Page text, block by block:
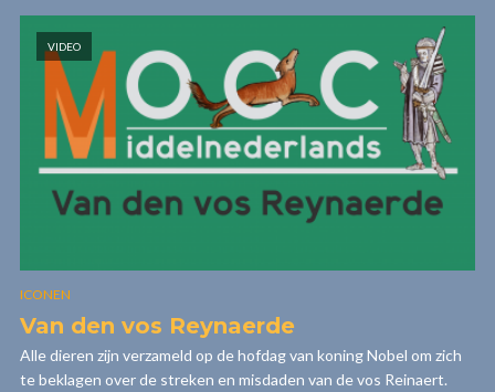
VIDEO
ICONEN
Van den vos Reynaerde
Alle dieren zijn verzameld op de hofdag van koning Nobel om zich
te beklagen over de streken en misdaden van de vos Reinaert.